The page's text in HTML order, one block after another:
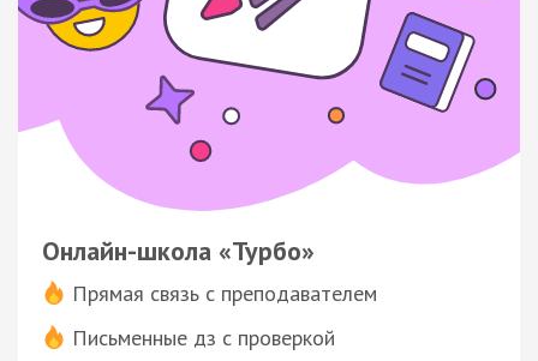
Онлайн-школа «Турбо»
Прямая связь с преподавателем
Письменные дз с проверкой